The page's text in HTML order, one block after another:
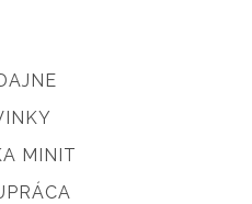
MINIT